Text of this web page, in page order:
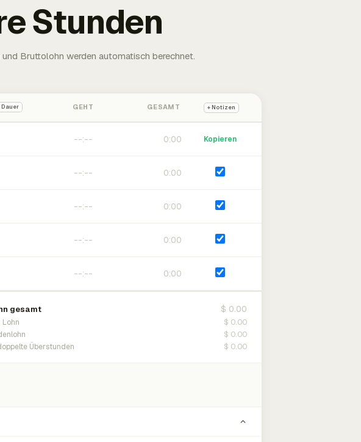
Stunden
Bruttolohn werden automatisch berechnet.
GEHT GESAMT + Notizen
0:00 Kopieren
0:00
0:00
0:00
0:00
gesamt $ 0.00
Lohn $ 0.00
$ 0.00
Überstunden $ 0.00